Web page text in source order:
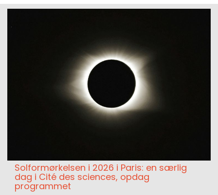
Solformørkelsen i 2026 i Paris: en særlig
dag i Cité des sciences, opdag
programmet